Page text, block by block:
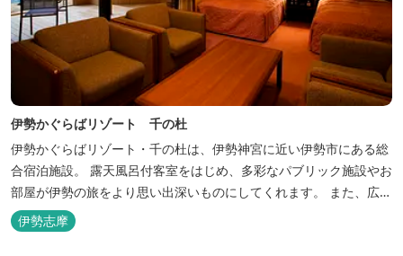
伊勢かぐらばリゾート 千の杜
伊勢かぐらばリゾート・千の杜は、伊勢神宮に近い伊勢市にある総
合宿泊施設。 露天風呂付客室をはじめ、多彩なパブリック施設やお
部屋が伊勢の旅をより思い出深いものにしてくれます。 また、広大
な敷地内にはテニスコート、野球場を始めとしたスポーツ施設や、
ウォータースライダーを有する流水プール、お子様が楽しめる児童
伊勢志摩